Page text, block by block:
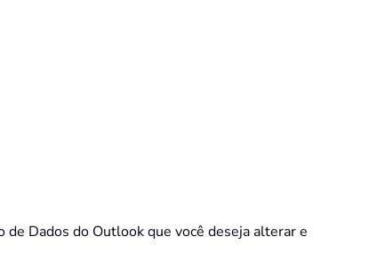
de Dados do Outlook que você deseja alterar e